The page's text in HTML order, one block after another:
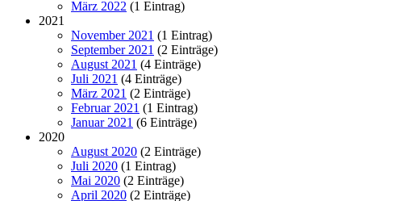
März 2022 (1 Eintrag)
2021
November 2021 (1 Eintrag)
September 2021 (2 Einträge)
August 2021 (4 Einträge)
Juli 2021 (4 Einträge)
März 2021 (2 Einträge)
Februar 2021 (1 Eintrag)
Januar 2021 (6 Einträge)
2020
August 2020 (2 Einträge)
Juli 2020 (1 Eintrag)
Mai 2020 (2 Einträge)
April 2020 (2 Einträge)